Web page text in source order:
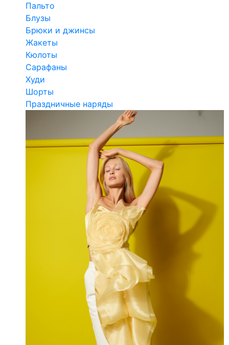
Пальто
Блузы
Брюки и джинсы
Жакеты
Кюлоты
Сарафаны
Худи
Шорты
Праздничные наряды